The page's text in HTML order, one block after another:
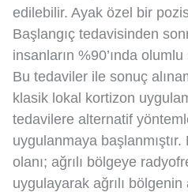
edilebilir. Ayak özel bir
Başlangıç tedavisinden
insanların %90’ında
Bu tedaviler ile sonuç
klasik lokal kortizon
tedavilere alternatif
uygulanmaya
olanı; ağrılı bölgeye
uygulayarak ağrılı bölgenin